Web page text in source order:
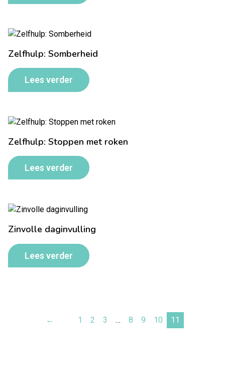
Zelfhulp: Somberheid
Lees verder
Zelfhulp: Stoppen met roken
Lees verder
Zinvolle daginvulling
Lees verder
← 1 2 3 … 8 9 10 11